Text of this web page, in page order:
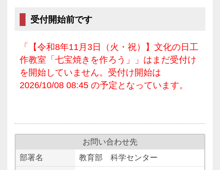
受付開始前です
「【令和8年11月3日（火・祝）】文化の日工
作教室「七宝焼きを作ろう」」はまだ受付け
を開始していません。受付け開始は
2026/10/08 08:45 の予定となっています。
お問い合わせ先
部署名
教育部 科学センター